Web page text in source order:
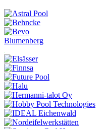
Blumenberg